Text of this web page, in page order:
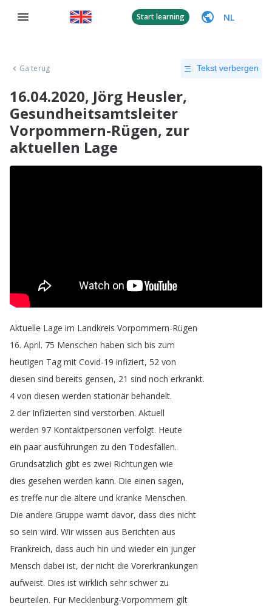
Start learning NL
Ga terug Tekst verbergen
16.04.2020, Jörg Heusler,
Gesundheitsamtsleiter
Vorpommern-Rügen, zur
aktuellen Lage
Aktuelle Lage im Landkreis Vorpommern-Rügen
16. April. 75 Menschen haben sich bis zum
heutigen Tag mit Covid-19 infiziert, 52 von
diesen sind bereits gensen, 21 sind noch erkrankt.
4 von diesen werden stationär behandelt.
2 der Infizierten sind verstorben. Aktuell
werden 97 Kontaktpersonen verfolgt. Heute
ein paar ausführungen zu den Todesfällen.
Grundsätzlich gibt es zwei Richtungen wie
dies gesehen werden kann. Die einen sagen,
es treffe nur die ältere und kranke Menschen.
Die andere Gruppe warnt davor, dass dies nicht
so sein wird. Wir wissen aus Berichten aus
Frankreich, dass auch hin und wieder ein junger
Mensch dabei ist, der nicht die Vorerkrankungen
aufweist. Dies ist wirklich sehr schwer zu
beurteilen. Für Mecklenburg-Vorpommern gilt